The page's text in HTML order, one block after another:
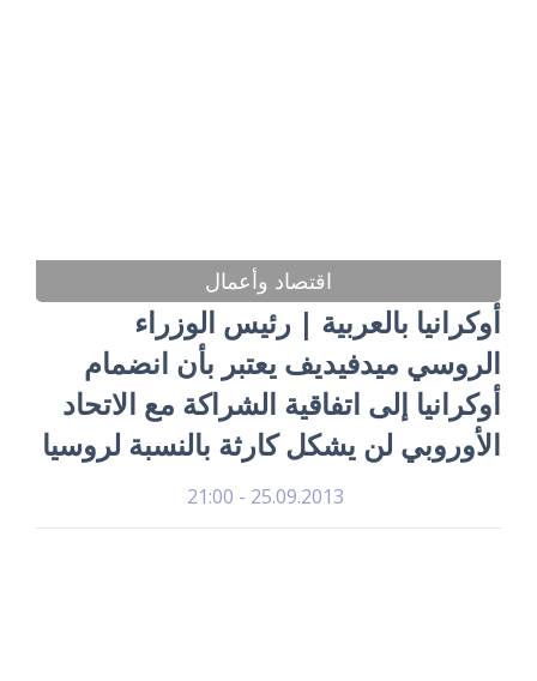
اقتصاد وأعمال
أوكرانيا بالعربية | رئيس الوزراء
الروسي ميدفيديف يعتبر بأن انضمام
أوكرانيا إلى اتفاقية الشراكة مع الاتحاد
الأوروبي لن يشكل كارثة بالنسبة لروسيا
25.09.2013 - 21:00